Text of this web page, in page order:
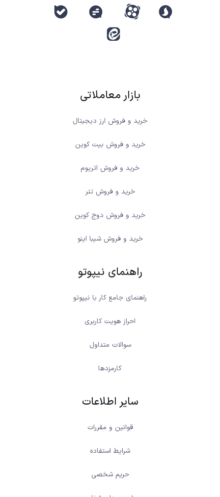
بازار معاملاتی
خرید و فروش ارز دیجیتال
خرید و فروش بیت کوین
خرید و فروش اتریوم
خرید و فروش تتر
خرید و فروش دوج کوین
خرید و فروش شیبا اینو
راهنمای نیپوتو
راهنمای جامع کار با نیپوتو
احراز هویت کاربری
سوالات متداول
کارمزدها
سایر اطلاعات
قوانین و مقررات
شرایط استفاده
حریم شخصی